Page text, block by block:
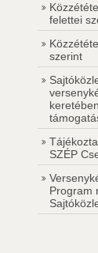
felettei
szerint
SZÉP
Program